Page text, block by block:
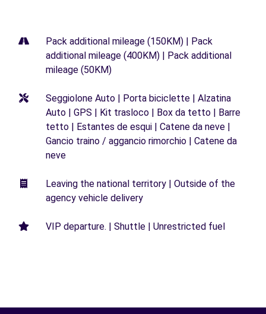
Pack additional mileage (150KM) | Pack
additional mileage (400KM) | Pack additional
mileage (50KM)
Seggiolone Auto | Porta biciclette | Alzatina
Auto | GPS | Kit trasloco | Box da tetto | Barre
tetto | Estantes de esqui | Catene da neve |
Gancio traino / aggancio rimorchio | Catene da
neve
Leaving the national territory | Outside of the
agency vehicle delivery
VIP departure. | Shuttle | Unrestricted fuel